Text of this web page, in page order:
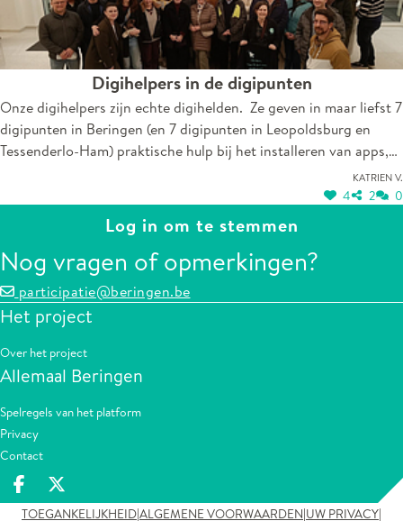
Digihelpers in de digipunten
Onze digihelpers zijn echte digihelden. Ze geven in maar liefst 7
digipunten in Beringen (en 7 digipunten in Leopoldsburg en
Tessenderlo-Ham) praktische hulp bij het installeren van apps,
het invullen van formulieren of het aanvragen van attesten. Ze
hebben niet alleen een passie voor het digitale maar ook voor
mensen. Ze bieden een luisterend oor en maken digitale tools
begrijpelijk en toegankelijk. Digihelpers helpen niet dus niet
alleen met smartphones of laptops, ze maken ook mensen
zelfredzaam.
Katrien V.
4 2 0
Log in om te stemmen
Nog vragen of opmerkingen?
participatie@beringen.be
Het project
Over het project
Allemaal Beringen
Spelregels van het platform
Privacy
Contact
Deel op facebook
Deel op X
TOEGANKELIJKHEID|ALGEMENE VOORWAARDEN|UW PRIVACY|